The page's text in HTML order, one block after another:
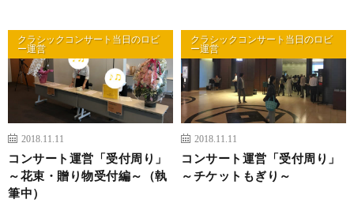
クラシックコンサート当日のロビ
ー運営
2018.11.11
コンサート運営「受付周り」
～花束・贈り物受付編～（執
筆中）
クラシックコンサート当日のロビ
ー運営
2018.11.11
コンサート運営「受付周り」
～チケットもぎり～